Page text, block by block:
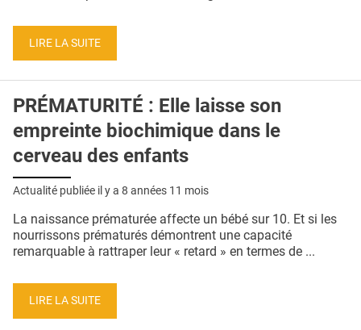
LIRE LA SUITE
PRÉMATURITÉ : Elle laisse son
empreinte biochimique dans le
cerveau des enfants
Actualité publiée il y a 8 années 11 mois
La naissance prématurée affecte un bébé sur 10. Et si les
nourrissons prématurés démontrent une capacité
remarquable à rattraper leur « retard » en termes de ...
LIRE LA SUITE